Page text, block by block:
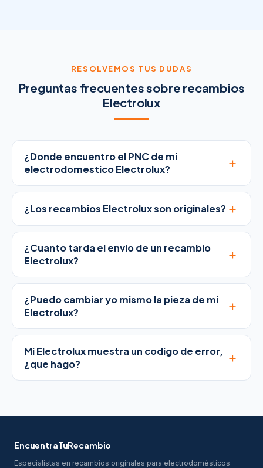
RESOLVEMOS TUS DUDAS
Preguntas frecuentes sobre recambios
Electrolux
¿Donde encuentro el PNC de mi
electrodomestico Electrolux?
+
¿Los recambios Electrolux son originales? +
¿Cuanto tarda el envio de un recambio
Electrolux?
+
¿Puedo cambiar yo mismo la pieza de mi
Electrolux?
+
Mi Electrolux muestra un codigo de error,
¿que hago?
+
EncuentraTuRecambio
Especialistas en recambios originales para electrodomésticos